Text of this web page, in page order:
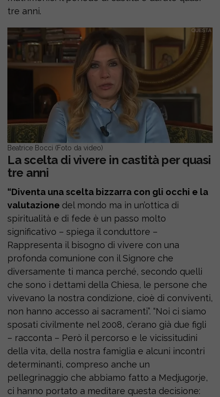
tre anni.
Beatrice Bocci (Foto da video)
La scelta di vivere in castità per quasi
tre anni
“Diventa una scelta bizzarra con gli occhi e la
valutazione del mondo ma in un’ottica di
spiritualità e di fede è un passo molto
significativo – spiega il conduttore –
Rappresenta il bisogno di vivere con una
profonda comunione con il Signore che
diversamente ti manca perché, secondo quelli
che sono i dettami della Chiesa, le persone che
vivevano la nostra condizione, cioè di conviventi,
non hanno accesso ai sacramenti”. “Noi ci siamo
sposati civilmente nel 2008, c’erano già due figli
– racconta – Però il percorso e le vicissitudini
della vita, della nostra famiglia e alcuni incontri
determinanti, compreso anche un
pellegrinaggio che abbiamo fatto a Medjugorje,
ci hanno portato a meditare questa decisione: